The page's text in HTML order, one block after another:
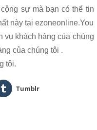
sự mà bạn có thể tin
này tại ezoneonline.You
vụ khách hàng của chúng
của chúng tôi .
tôi.
Tumblr